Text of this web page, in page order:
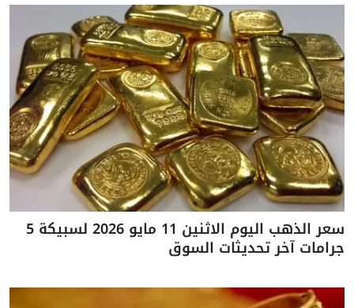
سعر الذهب اليوم الاثنين 11 مايو 2026 لسبيكة 5
جرامات آخر تحديثات السوق